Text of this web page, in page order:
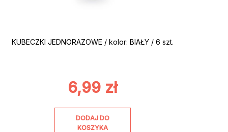
KUBECZKI JEDNORAZOWE / kolor: BIAŁY / 6 szt.
6,99 zł
DODAJ DO
KOSZYKA